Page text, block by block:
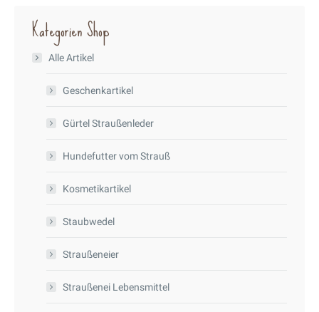
Kategorien Shop
Alle Artikel
Geschenkartikel
Gürtel Straußenleder
Hundefutter vom Strauß
Kosmetikartikel
Staubwedel
Straußeneier
Straußenei Lebensmittel